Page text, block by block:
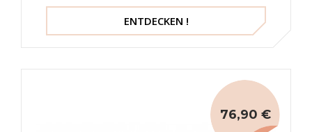
ENTDECKEN !
76,90 €